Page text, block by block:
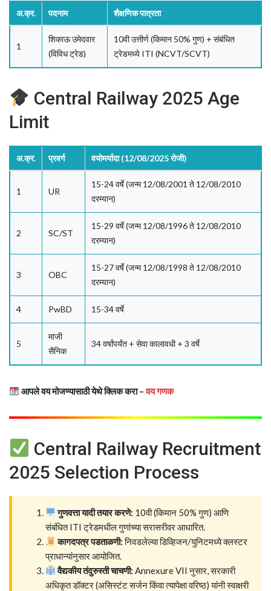
अ.क्र. पदनाम शैक्षणिक पात्रता
1
शिकाऊ उमेदवार
(विविध ट्रेड)
10वी उत्तीर्ण (किमान 50% गुण) + संबंधित
ट्रेडमध्ये ITI (NCVT/SCVT)
Central Railway 2025 Age
Limit
अ.क्र. प्रवर्ग वयोमर्यादा (12/08/2025 रोजी)
1 UR
15-24 वर्षे (जन्म 12/08/2001 ते 12/08/2010
दरम्यान)
2 SC/ST
15-29 वर्षे (जन्म 12/08/1996 ते 12/08/2010
दरम्यान)
3 OBC
15-27 वर्षे (जन्म 12/08/1998 ते 12/08/2010
दरम्यान)
4 PwBD 15-34 वर्षे
5
माजी
सैनिक
34 वर्षांपर्यंत + सेवा कालावधी + 3 वर्षे
आपले वय मोजण्यासाठी येथे क्लिक करा –वय गणक
Central Railway Recruitment
2025 Selection Process
गुणवत्ता यादी तयार करणे: 10वी (किमान 50% गुण) आणि
संबंधित ITI ट्रेडमधील गुणांच्या सरासरीवर आधारित.
कागदपत्र पडताळणी:निवडलेल्या डिव्हिजन/युनिटमध्ये क्लस्टर
प्राधान्यांनुसार आयोजित.
वैद्यकीय तंदुरुस्ती चाचणी: Annexure VII नुसार, सरकारी
अधिकृत डॉक्टर (असिस्टंट सर्जन किंवा त्यापेक्षा वरिष्ठ) यांनी स्वाक्षरी